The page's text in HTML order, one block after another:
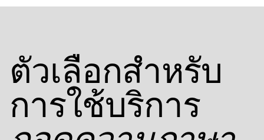
ตัวเลือกสําหรับ
การใช้บริการ